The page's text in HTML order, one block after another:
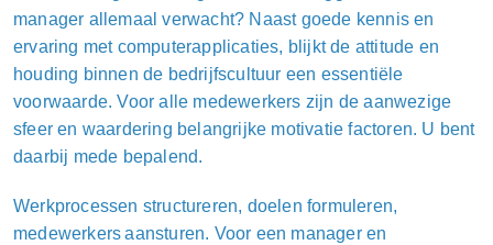
manager allemaal verwacht? Naast goede kennis en
ervaring met computerapplicaties, blijkt de attitude en
houding binnen de bedrijfscultuur een essentiële
voorwaarde. Voor alle medewerkers zijn de aanwezige
sfeer en waardering belangrijke motivatie factoren. U bent
daarbij mede bepalend.
Werkprocessen structureren, doelen formuleren,
medewerkers aansturen. Voor een manager en